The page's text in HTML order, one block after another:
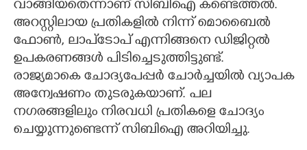
വാങ്ങിയതെന്നാണ് സിബിഐ കണ്ടെത്തൽ.
അറസ്റ്റിലായ പ്രതികളിൽ നിന്ന് മൊബൈൽ
ഫോൺ, ലാപ്‌ടോപ് എന്നിങ്ങനെ ഡിജിറ്റൽ
ഉപകരണങ്ങൾ പിടിച്ചെടുത്തിട്ടുണ്ട്.
രാജ്യമാകെ ചോദ്യപേപ്പർ ചോർച്ചയിൽ വ്യാപക
അന്വേഷണം തുടരുകയാണ്. പല
നഗരങ്ങളിലും നിരവധി പ്രതികളെ ചോദ്യം
ചെയ്യുന്നുണ്ടെന്ന് സിബിഐ അറിയിച്ചു.